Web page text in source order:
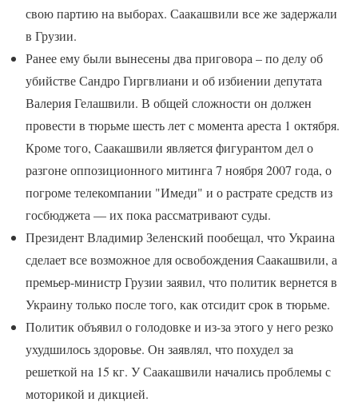
свою партию на выборах. Саакашвили все же задержали
в Грузии.
Ранее ему были вынесены два приговора – по делу об
убийстве Сандро Гиргвлиани и об избиении депутата
Валерия Гелашвили. В общей сложности он должен
провести в тюрьме шесть лет с момента ареста 1 октября.
Кроме того, Саакашвили является фигурантом дел о
разгоне оппозиционного митинга 7 ноября 2007 года, о
погроме телекомпании "Имеди" и о растрате средств из
госбюджета — их пока рассматривают суды.
Президент Владимир Зеленский пообещал, что Украина
сделает все возможное для освобождения Саакашвили, а
премьер-министр Грузии заявил, что политик вернется в
Украину только после того, как отсидит срок в тюрьме.
Политик объявил о голодовке и из-за этого у него резко
ухудшилось здоровье. Он заявлял, что похудел за
решеткой на 15 кг. У Саакашвили начались проблемы с
моторикой и дикцией.